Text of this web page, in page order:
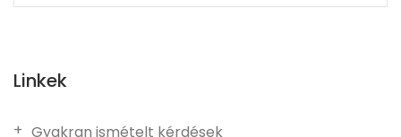
Linkek
Gyakran ismételt kérdések